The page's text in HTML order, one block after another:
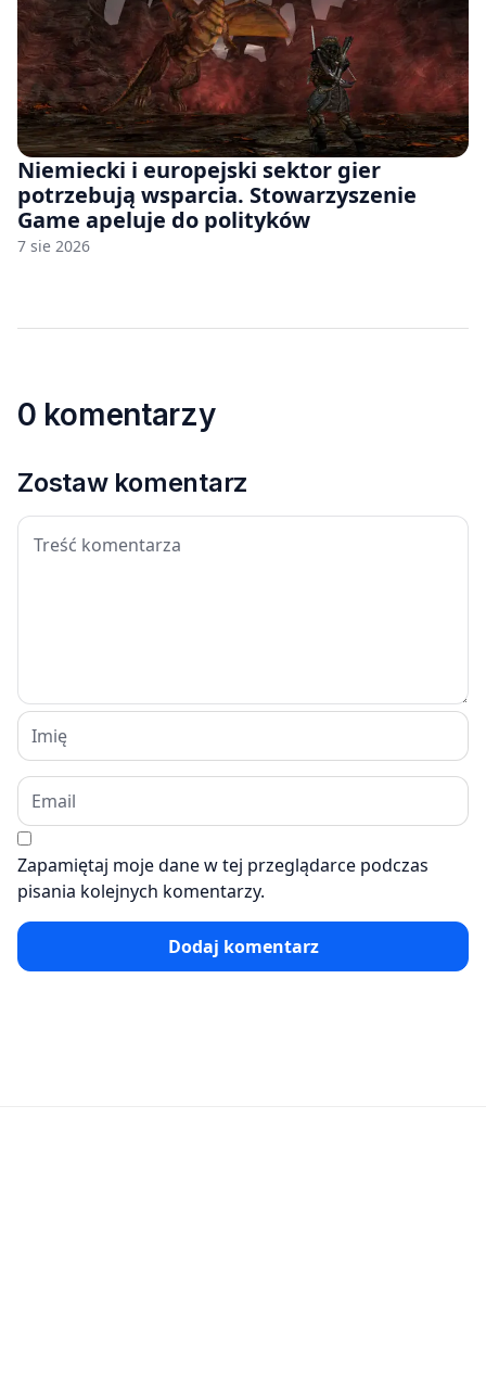
Niemiecki i europejski sektor gier
potrzebują wsparcia. Stowarzyszenie
Game apeluje do polityków
7 sie 2026
0 komentarzy
Zostaw komentarz
Zapamiętaj moje dane w tej przeglądarce podczas
pisania kolejnych komentarzy.
Dodaj komentarz